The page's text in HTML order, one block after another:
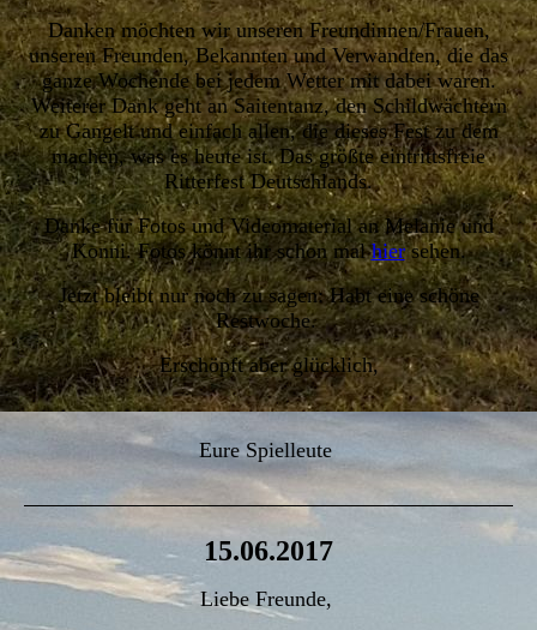
Danken möchten wir unseren Freundinnen/Frauen,
unseren Freunden, Bekannten und Verwandten, die das
ganze Wochende bei jedem Wetter mit dabei waren.
Weiterer Dank geht an Saitentanz, den Schildwächtern
zu Gangelt und einfach allen, die dieses Fest zu dem
machen, was es heute ist. Das größte eintrittsfreie
Ritterfest Deutschlands.
Danke für Fotos und Videomaterial an Melanie und
Konni. Fotos könnt ihr schon malhiersehen.
Jetzt bleibt nur noch zu sagen: Habt eine schöne
Restwoche.
Erschöpft aber glücklich,
Eure Spielleute
15.06.2017
Liebe Freunde,